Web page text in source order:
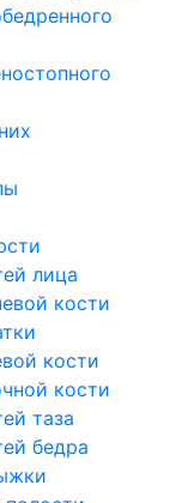
лица
кости
кости
кости
таза
бедра